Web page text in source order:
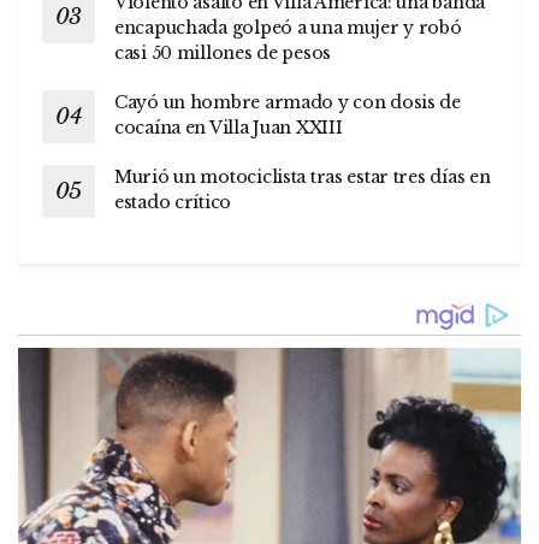
encapuchada golpeó a una mujer y robó
casi 50 millones de pesos
Cayó un hombre armado y con dosis de
cocaína en Villa Juan XXIII
Murió un motociclista tras estar tres días en
estado crítico